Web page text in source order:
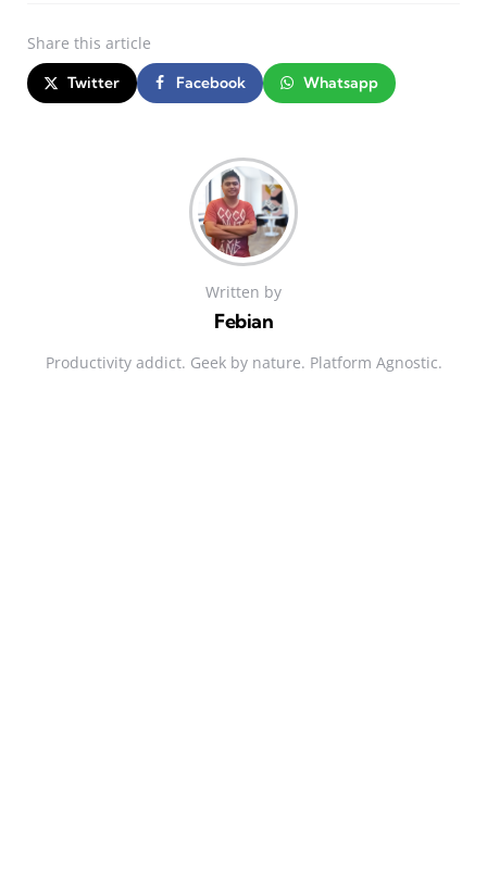
Share this article
Twitter Facebook Whatsapp
Written by
Febian
Productivity addict. Geek by nature. Platform Agnostic.